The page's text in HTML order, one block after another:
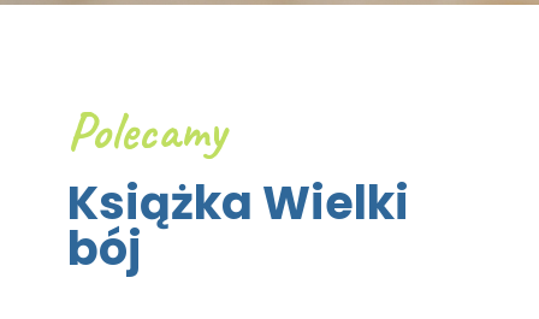
Polecamy
Książka Wielki
bój